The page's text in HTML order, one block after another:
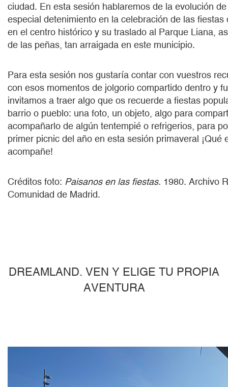
ciudad. En esta sesión hablaremos de la evolución
especial detenimiento en la celebración de las fiestas
en el centro histórico y su traslado al Parque Liana,
de las peñas, tan arraigada en este municipio.
Para esta sesión nos gustaría contar con vuestros
con esos momentos de jolgorio compartido dentro y
invitamos a traer algo que os recuerde a fiestas
barrio o pueblo: una foto, un objeto, algo para
acompañarlo de algún tentempié o refrigerios, para
primer picnic del año en esta sesión primaveral ¡Qué
acompañe!
Créditos foto: Paisanos en las fiestas. 1980. Archivo
Comunidad de Madrid.
DREAMLAND. VEN Y ELIGE TU PROPIA
AVENTURA